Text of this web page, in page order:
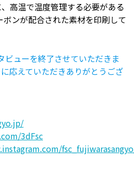
高温で温度管理する必要がある
ボンが配合された素材を印刷して
ビューを終了させていただきま
応えていただきありがとうござ
3dFsc